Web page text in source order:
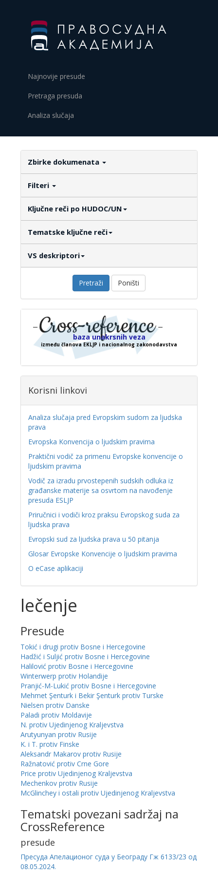
Najnovije presude
Pretraga presuda
Analiza slučaja
Zbirke dokumenata
Filteri
Ključne reči po HUDOC/UN
Tematske ključne reči
VS deskriptori
Pretraži Poništi
baza unakrsnih veza
između članova EKLJP i nacionalnog zakonodavstva
Korisni linkovi
Analiza slučaja pred Evropskim sudom za ljudska
prava
Evropska Konvencija o ljudskim pravima
Praktični vodič za primenu Evropske konvencije o
ljudskim pravima
Vodič za izradu prvostepenih sudskih odluka iz
građanske materije sa osvrtom na navođenje
presuda ESLJP
Priručnici i vodiči kroz praksu Evropskog suda za
ljudska prava
Evropski sud za ljudska prava u 50 pitanja
Glosar Evropske Konvencije o ljudskim pravima
O eCase aplikaciji
lečenje
Presude
Tokić i drugi protiv Bosne i Hercegovine
Hadžić i Suljić protiv Bosne i Hercegovine
Halilović protiv Bosne i Hercegovine
Winterwerp protiv Holandije
Pranjić-M-Lukić protiv Bosne i Hercegovine
Mehmet Şenturk i Bekir Şenturk protiv Turske
Nielsen protiv Danske
Paladi protiv Moldavije
N. protiv Ujedinjenog Kraljevstva
Arutyunyan protiv Rusije
K. i T. protiv Finske
Aleksandr Makarov protiv Rusije
Ražnatović protiv Crne Gore
Price protiv Ujedinjenog Kraljevstva
Mechenkov protiv Rusije
McGlinchey i ostali protiv Ujedinjenog Kraljevstva
Tematski povezani sadržaj na
CrossReference
presude
Пресуда Апелационог суда у Београду Гж 6133/23 од
08.05.2024.